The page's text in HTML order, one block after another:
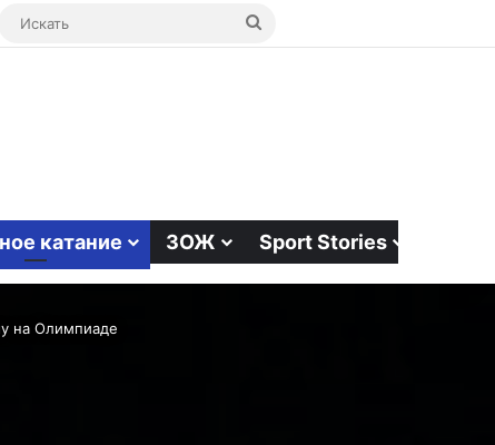
статья
Switch skin
катание ЗОЖ Sport Stories
на Олимпиаде